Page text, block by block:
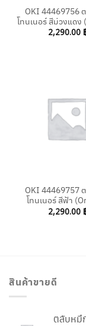
OKI 44469756
โทนเนอร์ สีม่วงแดง
2,290.00
OKI 44469757
โทนเนอร์ สีฟ้า
2,290.00
สินค้าขายดี
ตลับหมึ